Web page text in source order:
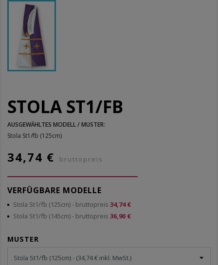
STOLA ST1/FB
AUSGEWÄHLTES MODELL / MUSTER:
Stola St1/fb (125cm)
34,74 € bruttopreis
VERFÜGBARE MODELLE
Stola St1/fb (125cm)- bruttopreis 34,74 €
Stola St1/fb (145cm)- bruttopreis 36,90 €
MUSTER